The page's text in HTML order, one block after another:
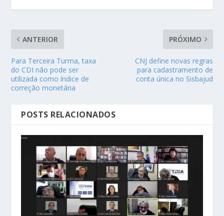
ANTERIOR
Para Terceira Turma, taxa
do CDI não pode ser
utilizada como índice de
correção monetária
PRÓXIMO
CNJ define novas regras
para cadastramento de
conta única no Sisbajud
POSTS RELACIONADOS